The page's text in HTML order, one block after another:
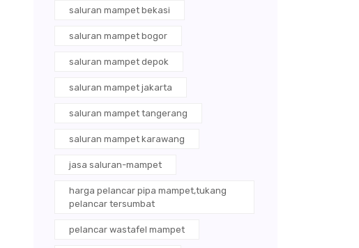
saluran mampet bekasi
saluran mampet bogor
saluran mampet depok
saluran mampet jakarta
saluran mampet tangerang
saluran mampet karawang
jasa saluran-mampet
harga pelancar pipa mampet,tukang
pelancar tersumbat
pelancar wastafel mampet